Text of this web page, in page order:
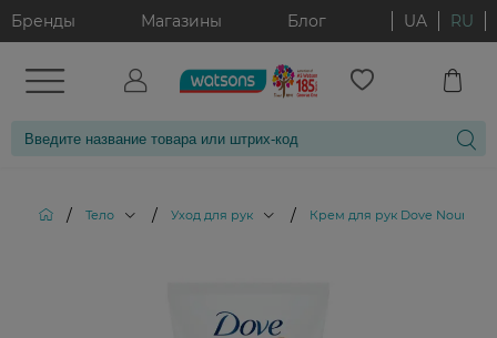
Бренды Магазины Блог UA RU
/ Тело / Уход для рук / Крем для рук Dove